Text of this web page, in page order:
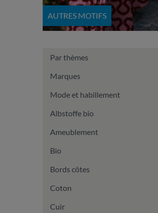
AUTRES MOTIFS
Par thèmes
Marques
Mode et habillement
Albstoffe bio
Ameublement
Bio
Bords côtes
Coton
Cuir